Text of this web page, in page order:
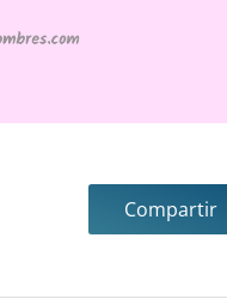
Compartir